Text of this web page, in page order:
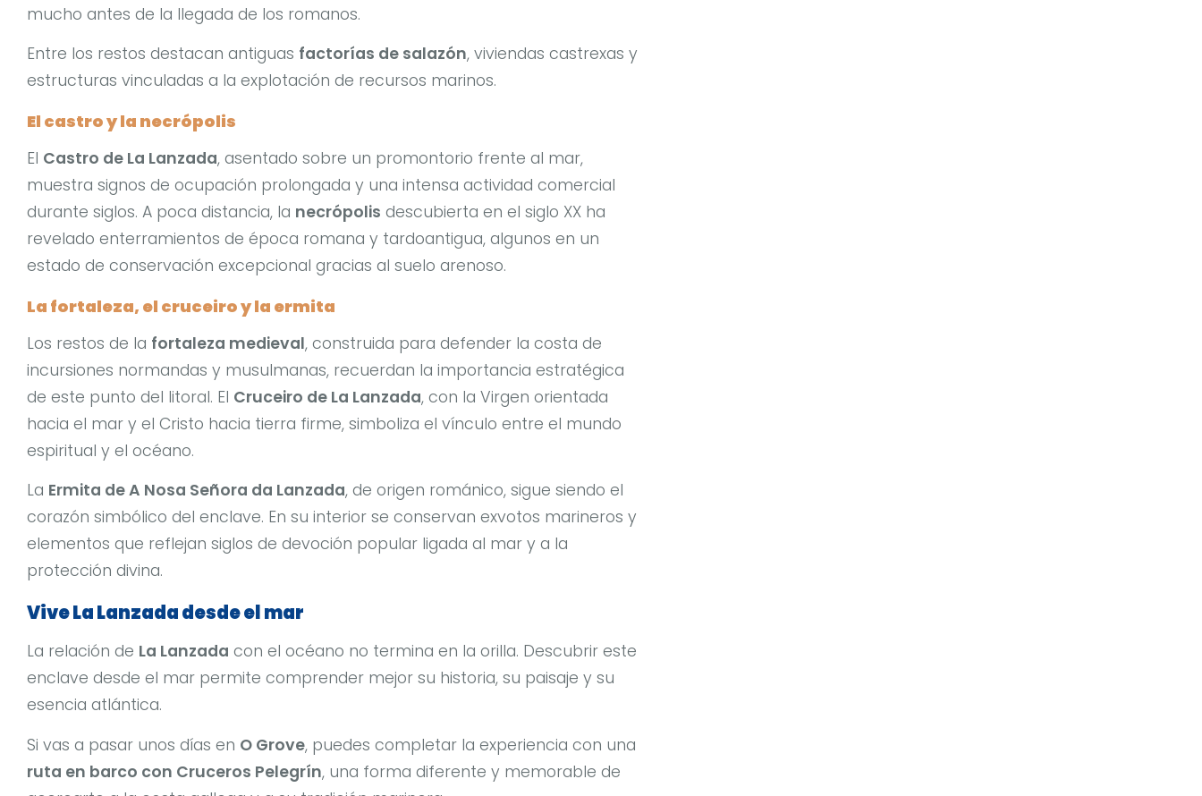
mucho antes de la llegada de los romanos.
Entre los restos destacan antiguas factorías de salazón, viviendas castrexas y
estructuras vinculadas a la explotación de recursos marinos.
El castro y la necrópolis
El Castro de La Lanzada, asentado sobre un promontorio frente al mar,
muestra signos de ocupación prolongada y una intensa actividad comercial
durante siglos. A poca distancia, la necrópolis descubierta en el siglo XX ha
revelado enterramientos de época romana y tardoantigua, algunos en un
estado de conservación excepcional gracias al suelo arenoso.
La fortaleza, el cruceiro y la ermita
Los restos de la fortaleza medieval, construida para defender la costa de
incursiones normandas y musulmanas, recuerdan la importancia estratégica
de este punto del litoral. El Cruceiro de La Lanzada, con la Virgen orientada
hacia el mar y el Cristo hacia tierra firme, simboliza el vínculo entre el mundo
espiritual y el océano.
La Ermita de A Nosa Señora da Lanzada, de origen románico, sigue siendo el
corazón simbólico del enclave. En su interior se conservan exvotos marineros y
elementos que reflejan siglos de devoción popular ligada al mar y a la
protección divina.
Vive La Lanzada desde el mar
La relación de La Lanzada con el océano no termina en la orilla. Descubrir este
enclave desde el mar permite comprender mejor su historia, su paisaje y su
esencia atlántica.
Si vas a pasar unos días en O Grove, puedes completar la experiencia con una
ruta en barco con Cruceros Pelegrín, una forma diferente y memorable de